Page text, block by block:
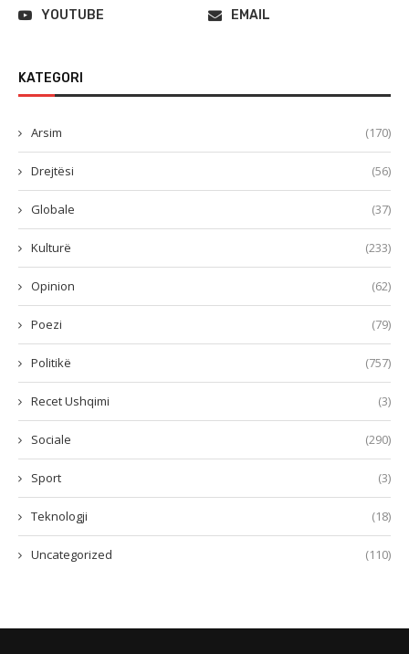
YOUTUBE
EMAIL
KATEGORI
Arsim (170)
Drejtësi (56)
Globale (37)
Kulturë (233)
Opinion (62)
Poezi (79)
Politikë (757)
Recet Ushqimi (3)
Sociale (290)
Sport (3)
Teknologji (18)
Uncategorized (110)